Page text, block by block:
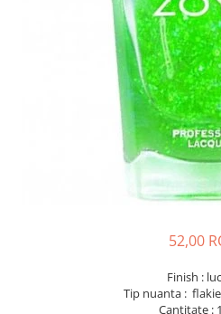
52,00
Finish :
Tip nuanta :
Cantitate :